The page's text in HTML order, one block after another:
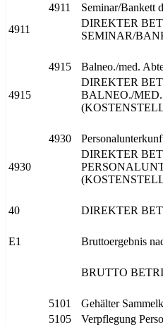
4911 Seminar/Bankett
4911
DIREKTER
SEMINAR/
4915 Balneo./med.
4915
DIREKTER
BALNEO./
4930
4930
DIREKTER
40 DIREKTER
E1 Bruttoergebnis
BRUTTO
5101 Gehälter
5105
Verpflegung